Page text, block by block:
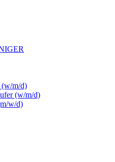
(w/m/d)
(w/m/d)
w/d)